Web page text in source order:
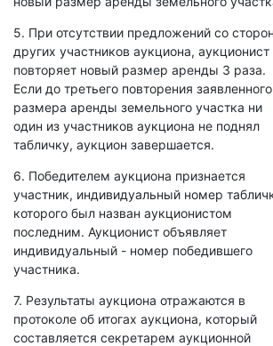
5. При отсутствии предложений со
других участников аукциона, аукционист
повторяет новый размер аренды 3 раза.
Если до третьего повторения заявленного
размера аренды земельного участка ни
один из участников аукциона не поднял
табличку, аукцион завершается.
6. Победителем аукциона признается
участник, индивидуальный номер
которого был назван аукционистом
последним. Аукционист объявляет
индивидуальный - номер победившего
участника.
7. Результаты аукциона отражаются в
протоколе об итогах аукциона, который
составляется секретарем аукционной